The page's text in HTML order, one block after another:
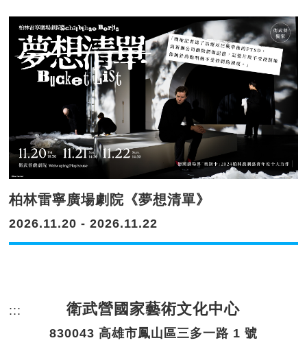
柏林雷寧廣場劇院《夢想清單》
2026.11.20 - 2026.11.22
::: 頁尾網站資訊。
衛武營國家藝術文化中心
830043 高雄市鳳山區三多一路 1 號